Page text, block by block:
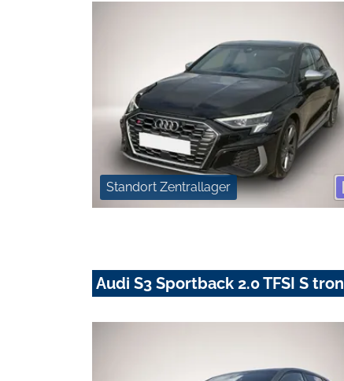
Standort Zentrallager
Audi S3 Sportback 2.0 TFSI S